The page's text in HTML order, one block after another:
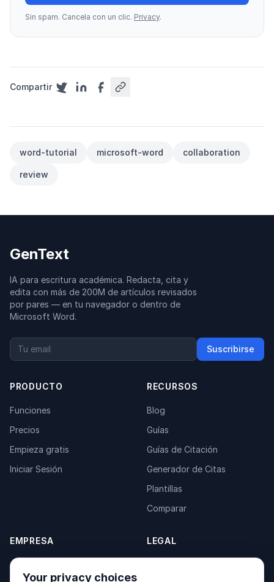
Sin spam. Cancela con un clic. Privacy.
Compartir
word-tutorial microsoft-word collaboration
review
GenText
IA para escritura académica. Redacta, cita y
edita con más de 200M de artículos revisados
por pares — en tu navegador o dentro de
Microsoft Word.
Suscribirse
PRODUCTO
Funciones
Precios
Empieza gratis
Iniciar Sesión
RECURSOS
Blog
Guías
Guías de Citación
Generador de Citas
Plantillas
Comparar
EMPRESA
Acerca de
LEGAL
Your privacy choices